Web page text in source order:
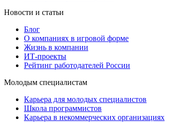
Новости и статьи
Блог
О компаниях в игровой форме
Жизнь в компании
ИТ-проекты
Рейтинг работодателей России
Молодым специалистам
Карьера для молодых специалистов
Школа программистов
Карьера в некоммерческих организациях